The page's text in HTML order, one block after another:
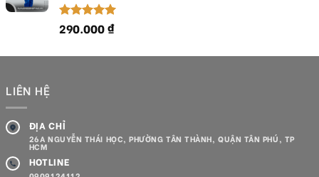
Được xếp
hạng5.00
290.000₫
LIÊN HỆ
ĐỊA CHỈ
26A NGUYỄN THÁI HỌC, PHƯỜNG TÂN THÀNH, QUẬN TÂN PHÚ, TP
HCM
HOTLINE